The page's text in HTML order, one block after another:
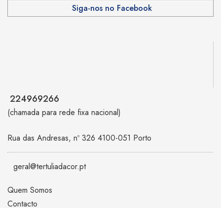
Siga-nos no Facebook
224969266
(chamada para rede fixa nacional)
Rua das Andresas, nº 326 4100-051 Porto
geral@tertuliadacor.pt
Quem Somos
Contacto